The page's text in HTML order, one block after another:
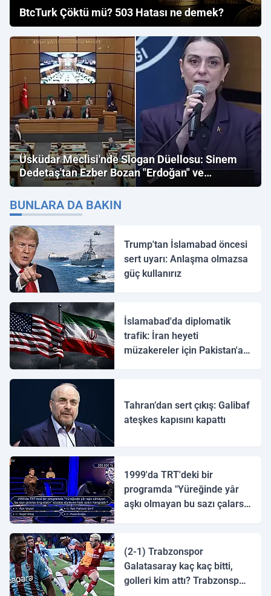
BtcTurk Çöktü mü? 503 Hatası ne demek?
Üsküdar Meclisi'nde Slogan Düellosu: Sinem
Dedetaş'tan Ezber Bozan "Erdoğan" ve
"İmamoğlu" Çıkışı!
BUNLARA DA BAKIN
Trump'tan İslamabad öncesi
sert uyarı: Anlaşma olmazsa
güç kullanırız
İslamabad'da diplomatik
trafik: İran heyeti
müzakereler için Pakistan'a
Tahran’dan sert çıkış: Galibaf
ateşkes kapısını kapattı
1999'da TRT'deki bir
programda "Yüreğinde yâr
aşkı olmayan bu sazı çalarsa
(2-1) Trabzonspor
Galatasaray kaç kaç bitti,
golleri kim attı? Trabzonspor